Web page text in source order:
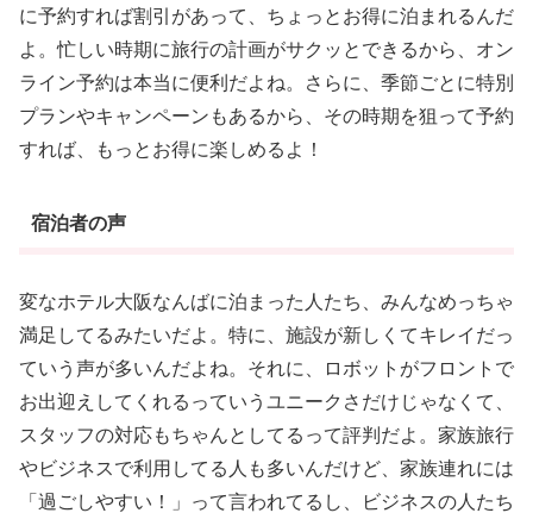
に予約すれば割引があって、ちょっとお得に泊まれるんだ
よ。忙しい時期に旅行の計画がサクッとできるから、オン
ライン予約は本当に便利だよね。さらに、季節ごとに特別
プランやキャンペーンもあるから、その時期を狙って予約
すれば、もっとお得に楽しめるよ！
宿泊者の声
変なホテル大阪なんばに泊まった人たち、みんなめっちゃ
満足してるみたいだよ。特に、施設が新しくてキレイだっ
ていう声が多いんだよね。それに、ロボットがフロントで
お出迎えしてくれるっていうユニークさだけじゃなくて、
スタッフの対応もちゃんとしてるって評判だよ。家族旅行
やビジネスで利用してる人も多いんだけど、家族連れには
「過ごしやすい！」って言われてるし、ビジネスの人たち